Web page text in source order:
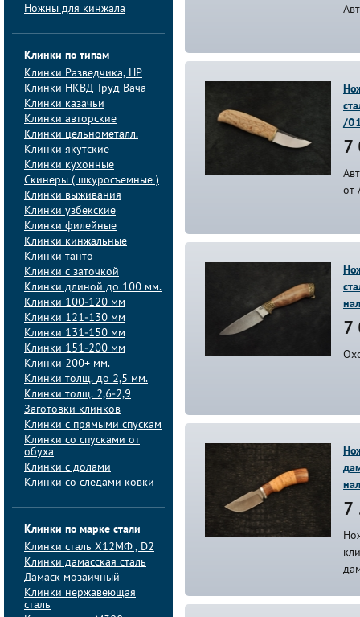
Ножны для кинжала
Клинки по типам
Клинки Pазведчика, НP
Клинки НКВД Труд Вача
Клинки казачьи
Клинки авторские
Клинки цельнометалл.
Клинки якутские
Клинки кухонные
Скинеры ( шкуросъемные )
Клинки выживания
Клинки узбекские
Клинки филейные
Клинки кинжальные
Клинки танто
Клинки с заточкой
Клинки длиной до 100 мм.
Клинки 100-120 мм
Клинки 121-130 мм
Клинки 131-150 мм
Клинки 151-200 мм
Клинки 200+ мм.
Клинки толщ. до 2,5 мм.
Клинки толщ. 2,6-2,9
Заготовки клинков
Клинки с прямыми спускам
Клинки со спусками от
обуха
Клинки с долами
Клинки со следами ковки
Клинки по марке стали
Клинки сталь Х12МФ , D2
Клинки дамасская сталь
Дамаск мозаичный
Клинки нержавеющая
сталь
/
7
от
7
7